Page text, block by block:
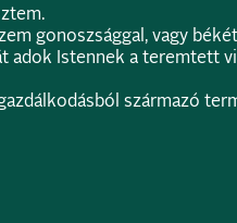
gonoszsággal, vagy
adok Istennek a teremtett
származó